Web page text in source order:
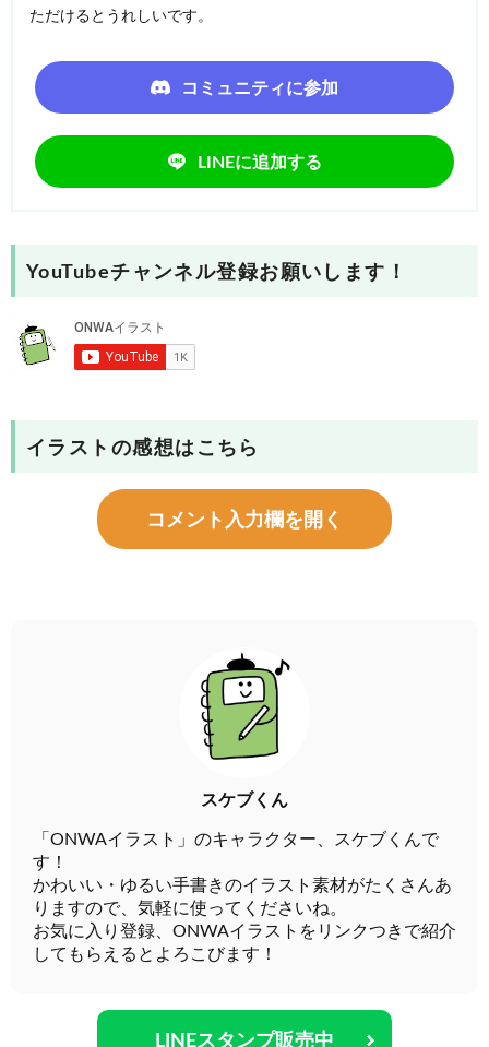
ただけるとうれしいです。
コミュニティに参加
LINEに追加する
YouTubeチャンネル登録お願いします！
イラストの感想はこちら
コメント入力欄を開く
スケブくん
「ONWAイラスト」のキャラクター、スケブくんで
す！
かわいい・ゆるい手書きのイラスト素材がたくさんあ
りますので、気軽に使ってくださいね。
お気に入り登録、ONWAイラストをリンクつきで紹介
してもらえるとよろこびます！
LINEスタンプ販売中